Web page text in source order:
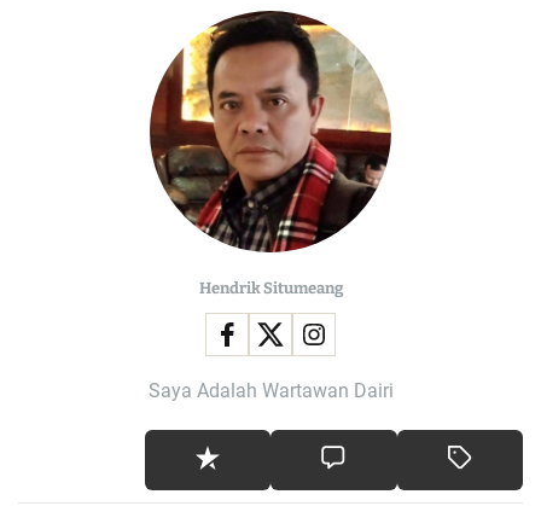
Hendrik Situmeang
Saya Adalah Wartawan Dairi